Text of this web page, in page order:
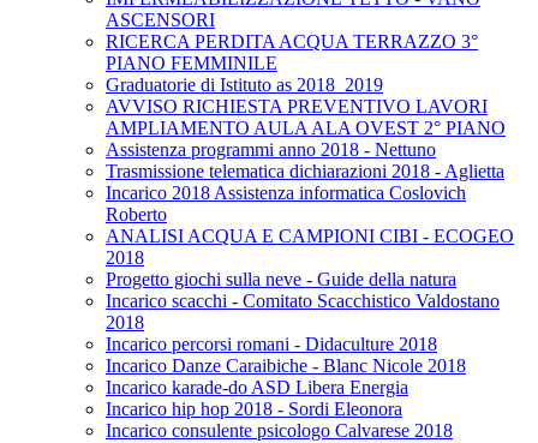
ASCENSORI
RICERCA PERDITA ACQUA TERRAZZO 3°
PIANO FEMMINILE
Graduatorie di Istituto as 2018_2019
AVVISO RICHIESTA PREVENTIVO LAVORI
AMPLIAMENTO AULA ALA OVEST 2° PIANO
Assistenza programmi anno 2018 - Nettuno
Trasmissione telematica dichiarazioni 2018 - Aglietta
Incarico 2018 Assistenza informatica Coslovich
Roberto
ANALISI ACQUA E CAMPIONI CIBI - ECOGEO
2018
Progetto giochi sulla neve - Guide della natura
Incarico scacchi - Comitato Scacchistico Valdostano
2018
Incarico percorsi romani - Didaculture 2018
Incarico Danze Caraibiche - Blanc Nicole 2018
Incarico karade-do ASD Libera Energia
Incarico hip hop 2018 - Sordi Eleonora
Incarico consulente psicologo Calvarese 2018